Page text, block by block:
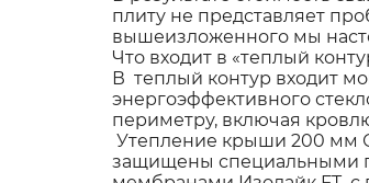
плиту не представляет
вышеизложенного мы
Что входит в «теплый
В теплый контур входит
энергоэффективного
периметру, включая
Утепление крыши 200 мм
защищены специальными